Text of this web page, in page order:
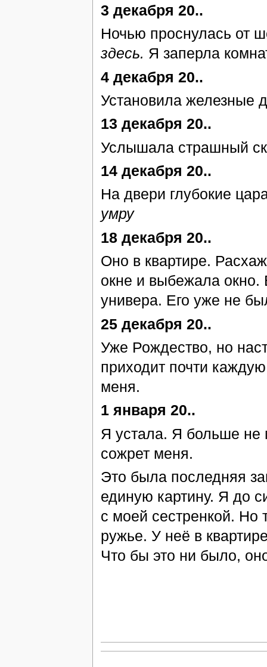
3 декабря 20..
Ночью проснулась от
здесь. Я заперла
4 декабря 20..
Установила железные
13 декабря 20..
Услышала страшный
14 декабря 20..
На двери глубокие
умру
18 декабря 20..
Оно в квартире.
окне и выбежала окно.
универа. Его уже не
25 декабря 20..
Уже Рождество, но
приходит почти
меня.
1 января 20..
Я устала. Я больше не
сожрет меня.
Это была последняя
единую картину. Я до
с моей сестренкой. Но
ружье. У неё в
Что бы это ни было,